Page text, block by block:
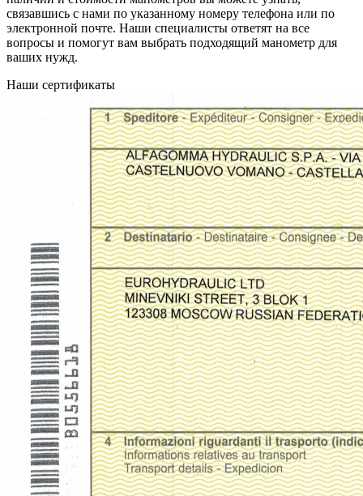
связавшись с нами по указанному номеру телефона или по
электронной почте. Наши специалисты ответят на все
вопросы и помогут вам выбрать подходящий манометр для
ваших нужд.
Наши сертификаты